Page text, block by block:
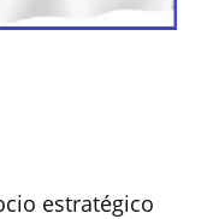
estratégico